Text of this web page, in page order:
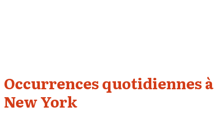
Occurrences quotidiennes à
New York